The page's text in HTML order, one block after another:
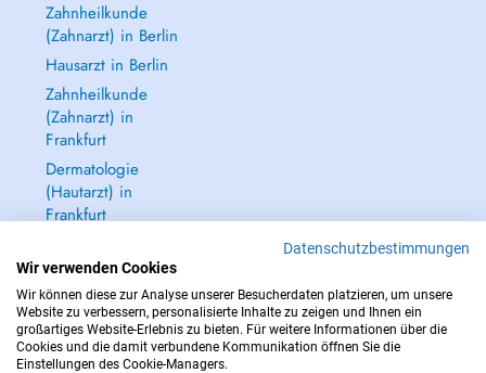
Zahnheilkunde
(Zahnarzt) in Berlin
Hausarzt in Berlin
Zahnheilkunde
(Zahnarzt) in
Frankfurt
Dermatologie
(Hautarzt) in
Frankfurt
IM NOTFALL WENDEN SIE SICH AN : 112
Datenschutzbestimmungen
Wir verwenden Cookies
Wir können diese zur Analyse unserer Besucherdaten platzieren, um unsere
Website zu verbessern, personalisierte Inhalte zu zeigen und Ihnen ein
großartiges Website-Erlebnis zu bieten. Für weitere Informationen über die
Cookies und die damit verbundene Kommunikation öffnen Sie die
Einstellungen des Cookie-Managers.